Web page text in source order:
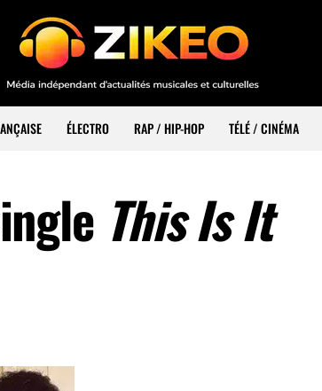
ÉLECTRO RAP / HIP-HOP TÉLÉ / CINÉMA
This Is It